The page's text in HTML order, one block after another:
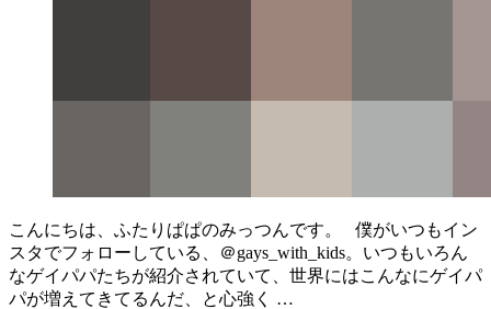
こんにちは、ふたりぱぱのみっつんです。 僕がいつもイン
スタでフォローしている、＠gays_with_kids。いつもいろん
なゲイパパたちが紹介されていて、世界にはこんなにゲイパ
パが増えてきてるんだ、と心強く …